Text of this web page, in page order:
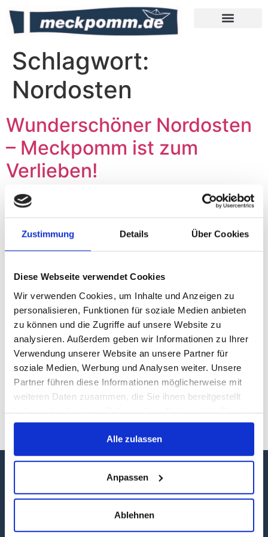
Zustimmung Details Über Cookies
Diese Webseite verwendet Cookies
Wir verwenden Cookies, um Inhalte und Anzeigen zu
personalisieren, Funktionen für soziale Medien anbieten
zu können und die Zugriffe auf unsere Website zu
analysieren. Außerdem geben wir Informationen zu Ihrer
Verwendung unserer Website an unsere Partner für
soziale Medien, Werbung und Analysen weiter. Unsere
Partner führen diese Informationen möglicherweise mit
weiteren Daten zusammen, die Sie ihnen bereitgestellt
gesammelt haben.
Alle zulassen
Anpassen
Ablehnen
Schlagwort:
Nordosten
Wunderschöner Nordosten
– Meckpomm ist zum
Verlieben!
Viele Urlauber entdecken voller Begeisterung, was
Einheimische hierzulande tagein tagaus genießen: das
paradiesische Mecklenburg-Vorpommern. Unter dem
Titel Wunderschöner Nordosten hat der Nordkurier nun
herausgegeben – diesmal mit doppelt so vielen